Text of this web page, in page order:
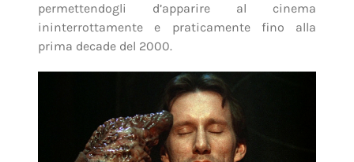
permettendogli d’apparire al cinema
ininterrottamente e praticamente fino alla
prima decade del 2000.